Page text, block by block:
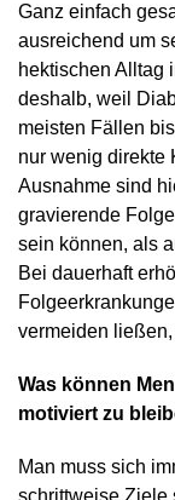
Ganz einfach
ausreichend um
hektischen Alltag
deshalb, weil
meisten Fällen
nur wenig direkte
Ausnahme sind
gravierende
sein können, als
Bei dauerhaft
vermeiden
Was können
motiviert zu
Man muss sich